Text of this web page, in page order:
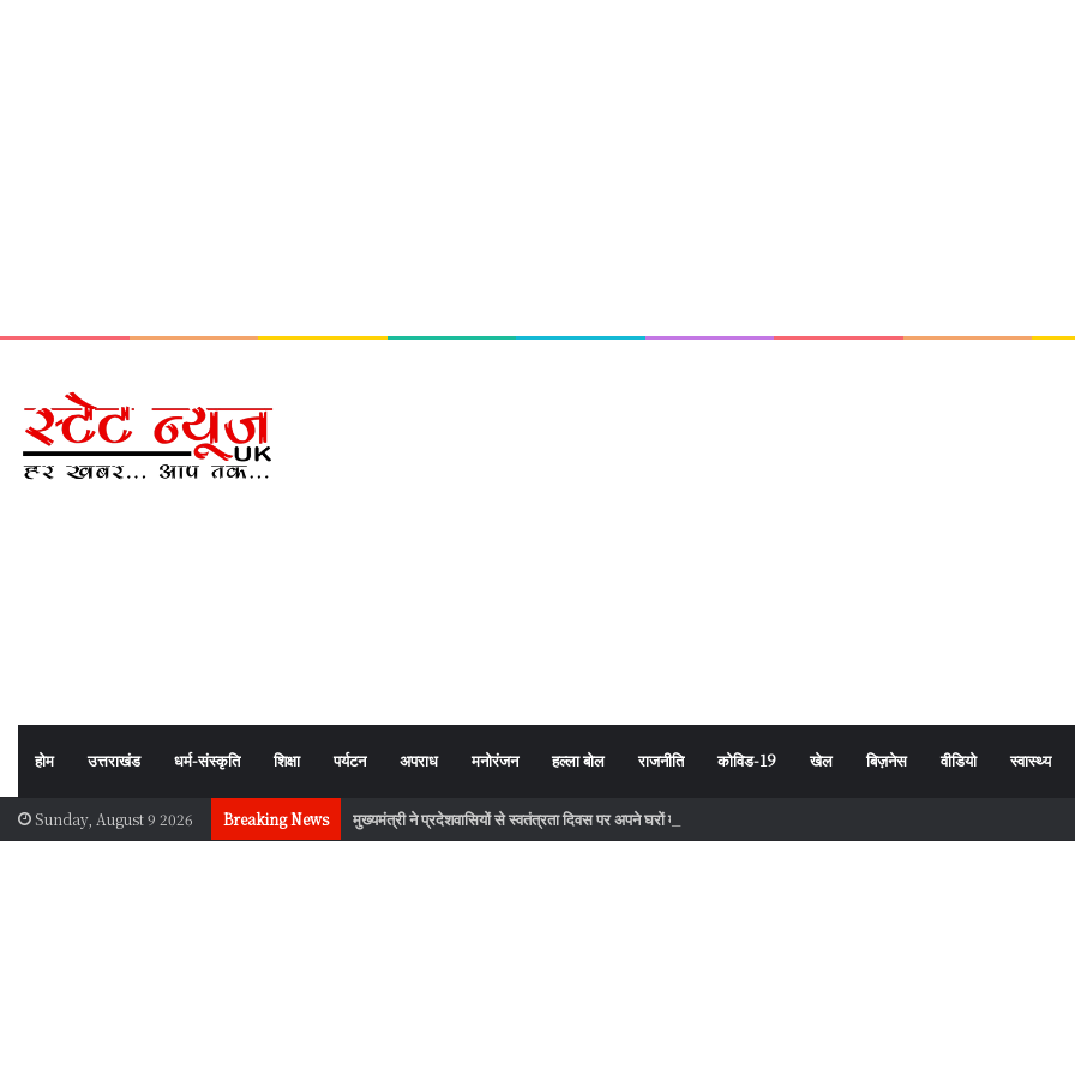
होम उत्तराखंड धर्म-संस्कृति शिक्षा पर्यटन अपराध मनोरंजन हल्ला बोल राजनीति कोविड-19 खेल बिज़नेस वीडियो स्वास्थ्य
Sunday, August 9 2026 Breaking News मुख्यमंत्री ने प्रदेशवासियों से स्वतंत्रता दिवस पर अपने घरों में तिरंगा फहराने का किया आवाह्न